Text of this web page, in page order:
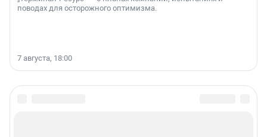
поводах для осторожного оптимизма.
7 августа, 18:00